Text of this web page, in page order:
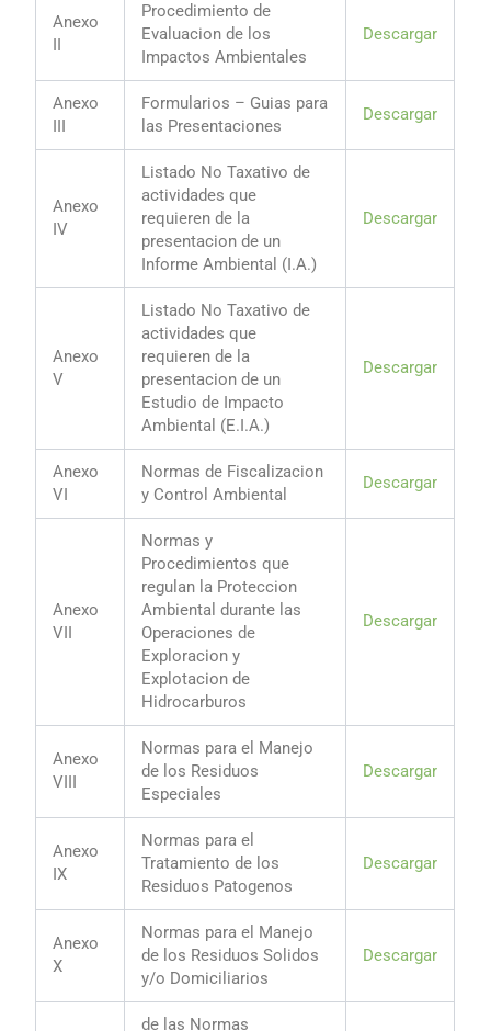
Anexo
II
Procedimiento de
Evaluacion de los
Impactos Ambientales
Descargar
Anexo
III
Formularios – Guias para
las Presentaciones
Descargar
Anexo
IV
Listado No Taxativo de
actividades que
requieren de la
presentacion de un
Informe Ambiental (I.A.)
Descargar
Anexo
V
Listado No Taxativo de
actividades que
requieren de la
presentacion de un
Estudio de Impacto
Ambiental (E.I.A.)
Descargar
Anexo
VI
Normas de Fiscalizacion
y Control Ambiental
Descargar
Anexo
VII
Normas y
Procedimientos que
regulan la Proteccion
Ambiental durante las
Operaciones de
Exploracion y
Explotacion de
Hidrocarburos
Descargar
Anexo
VIII
Normas para el Manejo
de los Residuos
Especiales
Descargar
Anexo
IX
Normas para el
Tratamiento de los
Residuos Patogenos
Descargar
Anexo
X
Normas para el Manejo
de los Residuos Solidos
y/o Domiciliarios
Descargar
de las Normas